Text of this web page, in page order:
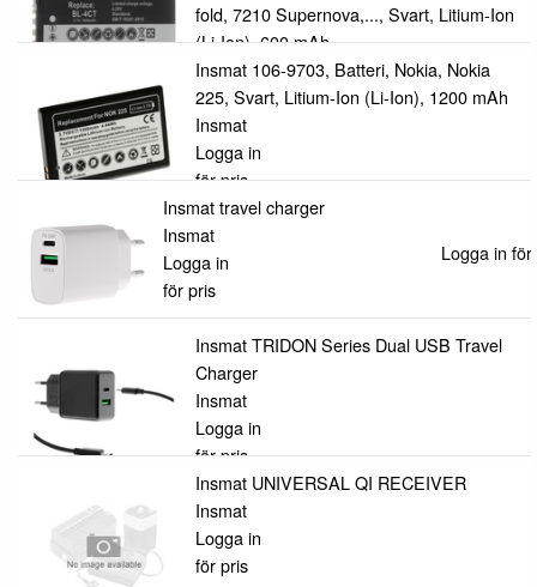
fold, 7210 Supernova,..., Svart, Litium-Ion
(Li-Ion), 600 mAh
Insmat
Logga in
för pris
Insmat 106-9703, Batteri, Nokia, Nokia
225, Svart, Litium-Ion (Li-Ion), 1200 mAh
Insmat
Logga in
för pris
Insmat travel charger
Insmat
Logga in
för pris
Logga in för
Insmat TRIDON Series Dual USB Travel
Charger
Insmat
Logga in
för pris
Insmat UNIVERSAL QI RECEIVER
Insmat
Logga in
för pris